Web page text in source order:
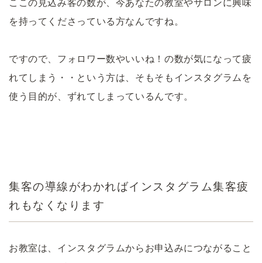
ここの見込み客の数が、今あなたの教室やサロンに興味
を持ってくださっている方なんですね。
ですので、フォロワー数やいいね！の数が気になって疲
れてしまう・・という方は、そもそもインスタグラムを
使う目的が、ずれてしまっているんです。
集客の導線がわかればインスタグラム集客疲
れもなくなります
お教室は、インスタグラムからお申込みにつながること